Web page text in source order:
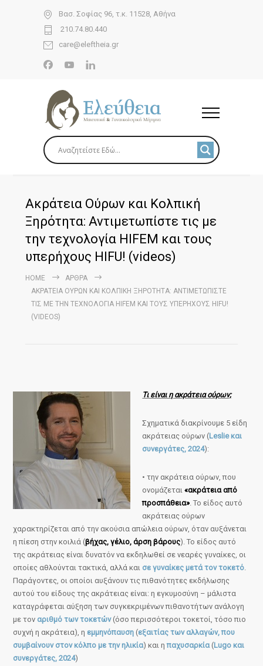
Βασ. Σοφίας 96, τ.κ. 11528, Αθήνα
210.74.80.440
care@eleftheia.gr
Ακράτεια Ούρων και Κολπική
Ξηρότητα: Αντιμετωπίστε τις με
την τεχνολογία HIFEM και τους
υπερήχους HIFU! (videos)
HOME
ΆΡΘΡΑ
ΑΚΡΆΤΕΙΑ ΟΎΡΩΝ ΚΑΙ ΚΟΛΠΙΚΉ ΞΗΡΌΤΗΤΑ: ΑΝΤΙΜΕΤΩΠΊΣΤΕ
ΤΙΣ ΜΕ ΤΗΝ ΤΕΧΝΟΛΟΓΊΑ HIFEM ΚΑΙ ΤΟΥΣ ΥΠΕΡΉΧΟΥΣ HIFU!
(VIDEOS)
Τι είναι η ακράτεια ούρων;
Σχηματικά διακρίνουμε 5 είδη
ακράτειας ούρων (Leslie και
συνεργάτες, 2024):
• την ακράτεια ούρων, που
ονομάζεται«ακράτεια από
προσπάθεια». Το είδος αυτό
ακράτειας ούρων
χαρακτηρίζεται από την ακούσια απώλεια ούρων, όταν αυξάνεται
η πίεση στην κοιλιά (βήχας, γέλιο, άρση βάρους). Το είδος αυτό
της ακράτειας είναι δυνατόν να εκδηλωθεί σε νεαρές γυναίκες, οι
οποίες αθλούνται τακτικά, αλλά και σε γυναίκες μετά τον τοκετό.
Παράγοντες, οι οποίοι αυξάνουν τις πιθανότητες εκδήλωσης
αυτού του είδους της ακράτειας είναι: η εγκυμοσύνη – μάλιστα
καταγράφεται αύξηση των συγκεκριμένων πιθανοτήτων ανάλογη
με τον αριθμό των τοκετών(όσο περισσότεροι τοκετοί, τόσο πιο
συχνή η ακράτεια), η εμμηνόπαυση (εξαιτίας των αλλαγών, που
συμβαίνουν στον κόλπο με την ηλικία) και ηπαχυσαρκία(Lugo και
συνεργάτες, 2024)